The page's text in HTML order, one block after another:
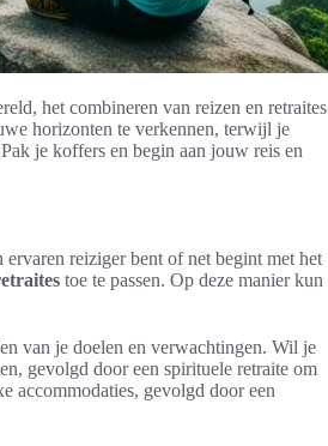
het combineren van reizen en retraites
horizonten te verkennen, terwijl je
je koffers en begin aan jouw reis en
reiziger bent of net begint met het
toe te passen. Op deze manier kun
van je doelen en verwachtingen. Wil je
gevolgd door een spirituele retraite om
accommodaties, gevolgd door een